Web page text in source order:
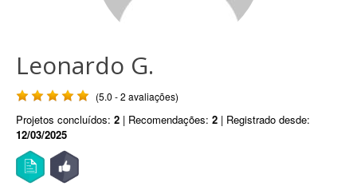
Leonardo G.
(5.0 - 2 avaliações)
Projetos concluídos: 2 | Recomendações: 2 | Registrado desde:
12/03/2025